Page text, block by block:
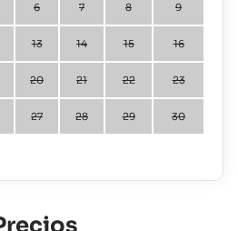
6 7 8 9
13 14 15 16
20 21 22 23
27 28 29 30